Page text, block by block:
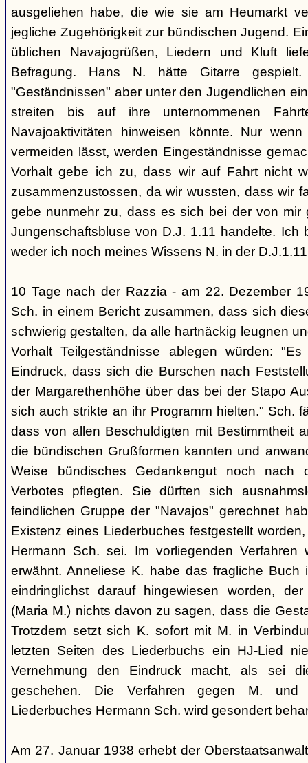
ausgeliehen habe, die wie sie am Heumarkt
jegliche Zugehörigkeit zur bündischen Jugend.
üblichen Navajogrüßen, Liedern und Kluft
Befragung. Hans N. hätte Gitarre
"Geständnissen" aber unter den Jugendlichen
streiten bis auf ihre unternommenen
Navajoaktivitäten hinweisen könnte. Nur
vermeiden lässt, werden Eingeständnisse
Vorhalt gebe ich zu, dass wir auf Fahrt nicht
zusammenzustossen, da wir wussten, dass wir
gebe nunmehr zu, dass es sich bei der von mir
Jungenschaftsbluse von D.J. 1.11 handelte. Ich
weder ich noch meines Wissens N. in der
10 Tage nach der Razzia - am 22. Dezember
Sch. in einem Bericht zusammen, dass sich
schwierig gestalten, da alle hartnäckig leugnen
Vorhalt Teilgeständnisse ablegen würden:
Eindruck, dass sich die Burschen nach
der Margarethenhöhe über das bei der Stapo
sich auch strikte an ihr Programm hielten." Sch.
dass von allen Beschuldigten mit Bestimmtheit
die bündischen Grußformen kannten und
Weise bündisches Gedankengut noch nach
Verbotes pflegten. Sie dürften sich
feindlichen Gruppe der "Navajos" gerechnet
Existenz eines Liederbuches festgestellt
Hermann Sch. sei. Im vorliegenden Verfahren
erwähnt. Anneliese K. habe das fragliche Buch
eindringlichst darauf hingewiesen worden,
(Maria M.) nichts davon zu sagen, dass die
Trotzdem setzt sich K. sofort mit M. in
letzten Seiten des Liederbuchs ein HJ-Lied
Vernehmung den Eindruck macht, als sei
geschehen. Die Verfahren gegen M. und
Liederbuches Hermann Sch. wird gesondert
Am 27. Januar 1938 erhebt der